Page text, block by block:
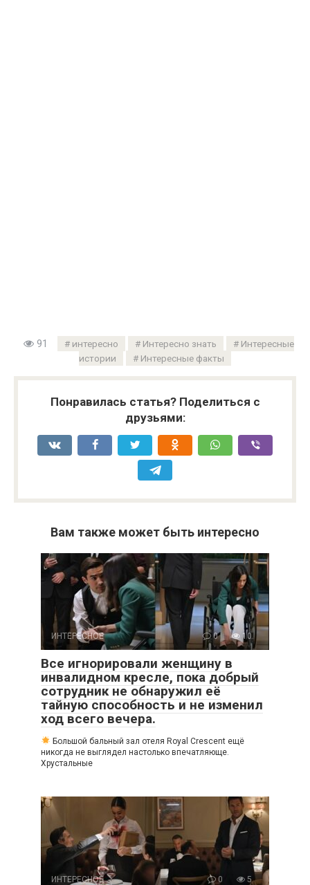
91 интересно Интересно знать
Интересные
истории
Интересные факты
Понравилась статья? Поделиться с
друзьями:
Вам также может быть интересно
ИНТЕРЕСНОЕ 0 10
Все игнорировали женщину в
инвалидном кресле, пока добрый
сотрудник не обнаружил её
тайную способность и не изменил
ход всего вечера.
Большой бальный зал отеля Royal Crescent ещё
никогда не выглядел настолько впечатляюще.
Хрустальные
ИНТЕРЕСНОЕ 0 5